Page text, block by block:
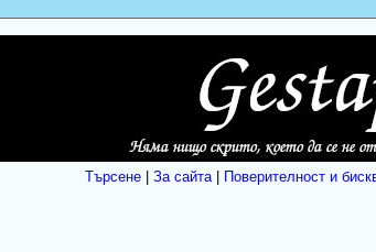
Търсене| За сайта| Поверителност и